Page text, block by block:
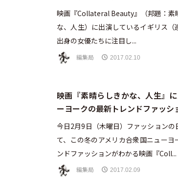
映画『Collateral Beauty』（邦題：素
な、人生）に出演しているイギリス（
出身の女優たちに注目し...
編集局 2017.02.10
映画『素晴らしきかな、人生』
ーヨークの最新トレンドファッシ
今日2月9日（木曜日）ファッションの
て、この冬のアメリカ合衆国ニューヨ
ンドファッションがわかる映画『Coll...
編集局 2017.02.09